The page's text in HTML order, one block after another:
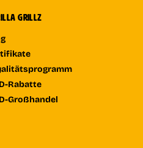
GRILLZ
Rabatte
Großhandel